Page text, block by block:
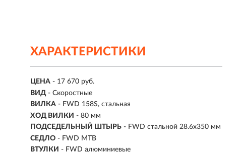
ХАРАКТЕРИСТИКИ
ЦЕНА - 17 670 руб.
ВИД - Скоростные
ВИЛКА - FWD 158S, стальная
ХОД ВИЛКИ - 80 мм
ПОДСЕДЕЛЬНЫЙ ШТЫРЬ - FWD стальной 28.6x350 мм
СЕДЛО - FWD MTB
ВТУЛКИ - FWD алюминиевые